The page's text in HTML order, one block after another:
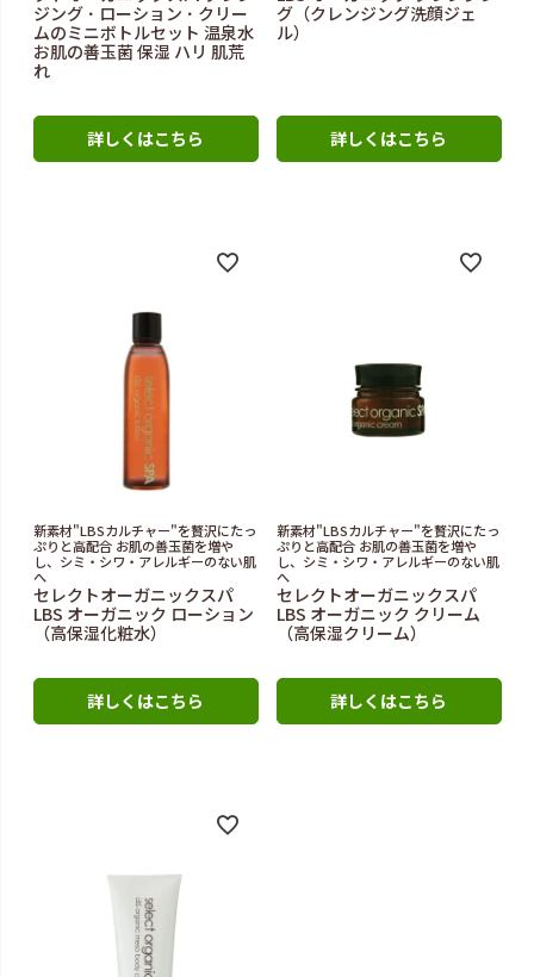
ジング ･ ローション ･ クリー
ムのミニボトルセット 温泉水
お肌の善玉菌 保湿 ハリ 肌荒
れ
詳しくはこちら
グ（クレンジング洗顔ジェ
ル）
詳しくはこちら
新素材"LBSカルチャー"を贅沢にたっ
ぷりと高配合 お肌の善玉菌を増や
し、シミ・シワ・アレルギーのない肌
へ
セレクトオーガニックスパ
LBS オーガニック ローション
（高保湿化粧水）
詳しくはこちら
新素材"LBSカルチャー"を贅沢にたっ
ぷりと高配合 お肌の善玉菌を増や
し、シミ・シワ・アレルギーのない肌
へ
セレクトオーガニックスパ
LBS オーガニック クリーム
（高保湿クリーム）
詳しくはこちら